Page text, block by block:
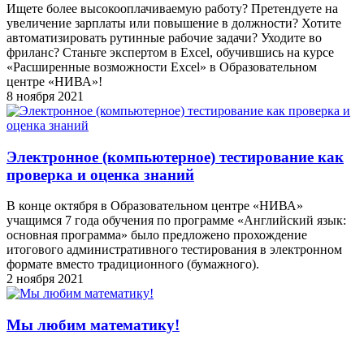
Ищете более высокооплачиваемую работу? Претендуете на
увеличение зарплаты или повышение в должности? Хотите
автоматизировать рутинные рабочие задачи? Уходите во
фриланс? Станьте экспертом в Excel, обучившись на курсе
«Расширенные возможности Excel» в Образовательном
центре «НИВА»!
8 ноября 2021
Электронное (компьютерное) тестирование как
проверка и оценка знаний
В конце октября в Образовательном центре «НИВА»
учащимся 7 года обучения по программе «Английский язык:
основная программа» было предложено прохождение
итогового административного тестирования в электронном
формате вместо традиционного (бумажного).
2 ноября 2021
Мы любим математику!